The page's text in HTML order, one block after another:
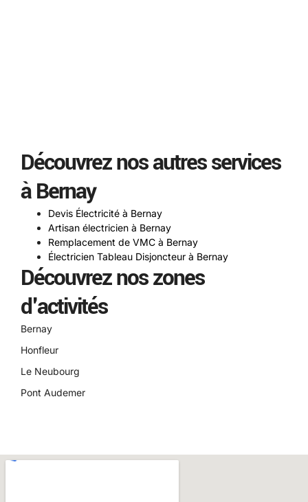
Découvrez nos autres services
à Bernay
Devis Électricité à Bernay
Artisan électricien à Bernay
Remplacement de VMC à Bernay
Électricien Tableau Disjoncteur à Bernay
Découvrez nos zones
d'activités
Bernay
Honfleur
Le Neubourg
Pont Audemer